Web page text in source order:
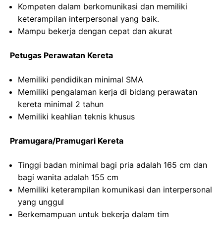
Kompeten dalam berkomunikasi dan memiliki
keterampilan interpersonal yang baik.
Mampu bekerja dengan cepat dan akurat
Petugas Perawatan Kereta
Memiliki pendidikan minimal SMA
Memiliki pengalaman kerja di bidang perawatan
kereta minimal 2 tahun
Memiliki keahlian teknis khusus
Pramugara/Pramugari Kereta
Tinggi badan minimal bagi pria adalah 165 cm dan
bagi wanita adalah 155 cm
Memiliki keterampilan komunikasi dan interpersonal
yang unggul
Berkemampuan untuk bekerja dalam tim